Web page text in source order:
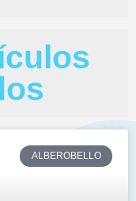
ALBEROBELLO